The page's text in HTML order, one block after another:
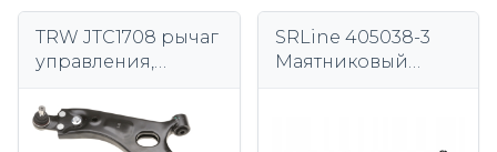
TRW JTC1708 рычаг
управления,
SRLine 405038-3
Маятниковый